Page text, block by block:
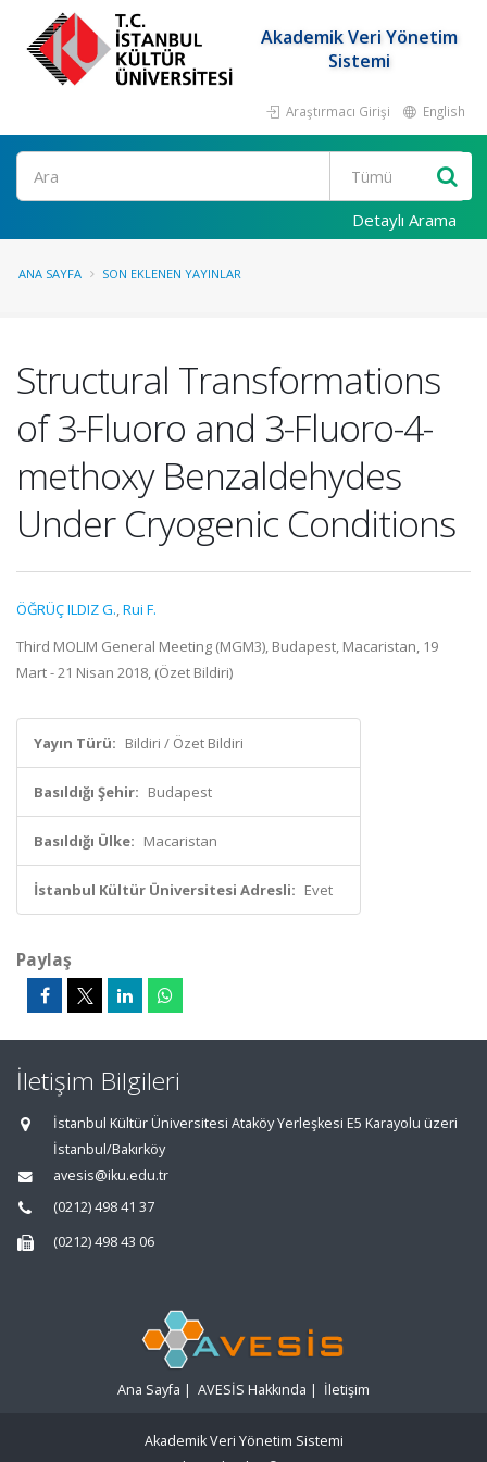
Akademik Veri Yönetim
Sistemi
Araştırmacı Girişi English
Ara
Detaylı Arama
ANA SAYFA SON EKLENEN YAYINLAR
Structural Transformations
of 3-Fluoro and 3-Fluoro-4-
methoxy Benzaldehydes
Under Cryogenic Conditions
ÖĞRÜÇ ILDIZ G.,Rui F.
Third MOLIM General Meeting (MGM3), Budapest, Macaristan, 19
Mart - 21 Nisan 2018, (Özet Bildiri)
Yayın Türü: Bildiri / Özet Bildiri
Basıldığı Şehir: Budapest
Basıldığı Ülke: Macaristan
İstanbul Kültür Üniversitesi Adresli: Evet
Paylaş
İletişim Bilgileri
İstanbul Kültür Üniversitesi Ataköy Yerleşkesi E5 Karayolu üzeri
İstanbul/Bakırköy
avesis@iku.edu.tr
(0212) 498 41 37
(0212) 498 43 06
Ana Sayfa | AVESİS Hakkında | İletişim
Akademik Veri Yönetim Sistemi